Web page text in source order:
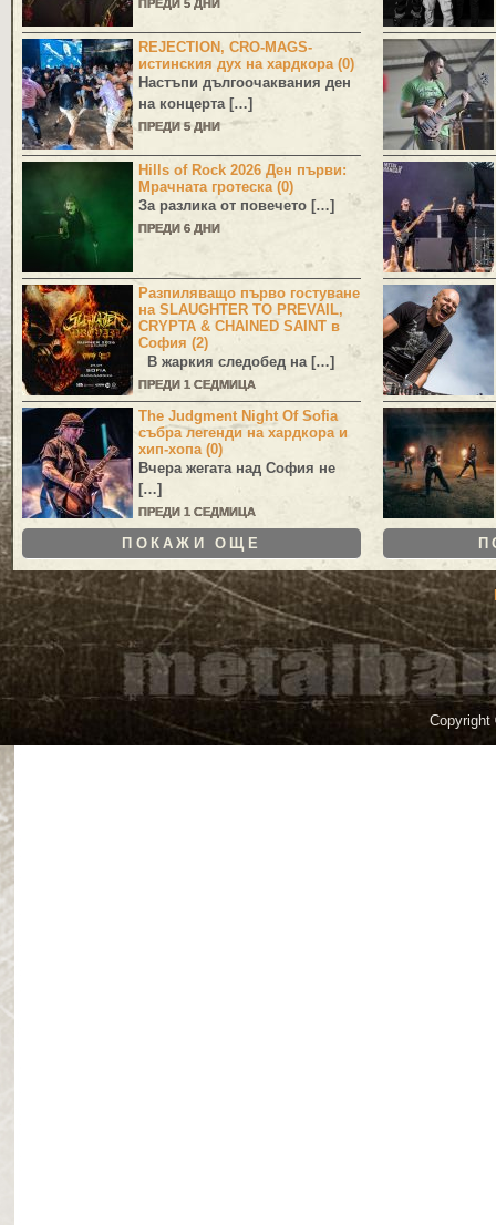
ПРЕДИ 5 ДНИ
REJECTION, CRO-MAGS-
истинския дух на хардкора (0)
Настъпи дългоочаквания ден
на концерта […]
ПРЕДИ 5 ДНИ
Hills of Rock 2026 Ден първи:
Мрачната гротеска (0)
За разлика от повечето […]
ПРЕДИ 6 ДНИ
Разпиляващо първо гостуване
на SLAUGHTER TO PREVAIL,
CRYPTA & CHAINED SAINT в
София (2)
В жаркия следобед на […]
ПРЕДИ 1 СЕДМИЦА
The Judgment Night Of Sofia
събра легенди на хардкора и
хип-хопа (0)
Вчера жегата над София не
[…]
ПРЕДИ 1 СЕДМИЦА
ПОКАЖИ ОЩЕ